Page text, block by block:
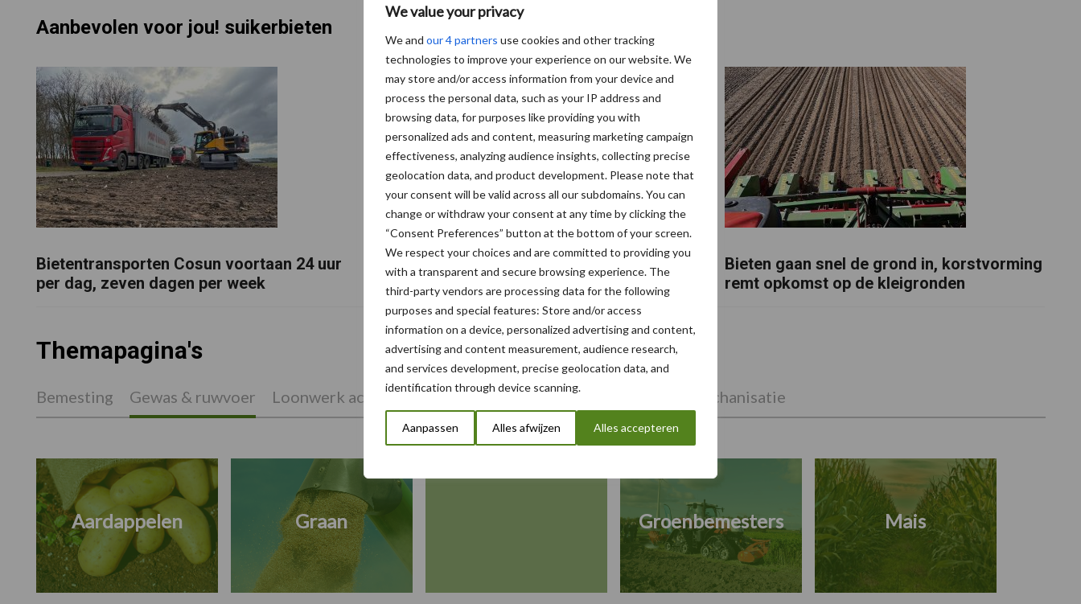
We value your privacy
We and our 4 partners use cookies and other tracking
technologies to improve your experience on our website. We
may store and/or access information from your device and
process the personal data, such as your IP address and
browsing data, for purposes like providing you with
personalized ads and content, measuring marketing campaign
effectiveness, analyzing audience insights, collecting precise
geolocation data, and product development. Please note that
your consent will be valid across all our subdomains. You can
change or withdraw your consent at any time by clicking the
“Consent Preferences” button at the bottom of your screen.
We respect your choices and are committed to providing you
with a transparent and secure browsing experience. The
third-party vendors are processing data for the following
purposes and special features: Store and/or access
information on a device, personalized advertising and content,
advertising and content measurement, audience research,
and services development, precise geolocation data, and
identification through device scanning.
Aanpassen Alles afwijzen Alles accepteren
Aanbevolen voor jou! suikerbieten
Bietentransporten Cosun voortaan 24 uur
per dag, zeven dagen per week
“Klanten behandelen zoals we zelf
behandeld willen worden”
Bieten gaan snel de grond in, korstvorming
remt opkomst op de kleigronden
Themapagina's
Bemesting Gewas & ruwvoer Loonwerk activiteiten Landbouwmachines Mechanisatie
Aardappelen Graan Groenbemesters Mais